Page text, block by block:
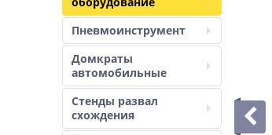
Пневмоинструмент
Домкраты
автомобильные
Стенды развал
схождения